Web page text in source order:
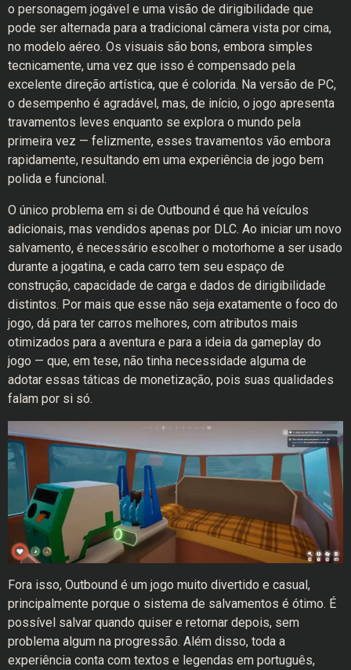
o personagem jogável e uma visão de dirigibilidade que
pode ser alternada para a tradicional câmera vista por cima,
no modelo aéreo. Os visuais são bons, embora simples
tecnicamente, uma vez que isso é compensado pela
excelente direção artística, que é colorida. Na versão de PC,
o desempenho é agradável, mas, de início, o jogo apresenta
travamentos leves enquanto se explora o mundo pela
primeira vez — felizmente, esses travamentos vão embora
rapidamente, resultando em uma experiência de jogo bem
polida e funcional.
O único problema em si de Outbound é que há veículos
adicionais, mas vendidos apenas por DLC. Ao iniciar um novo
salvamento, é necessário escolher o motorhome a ser usado
durante a jogatina, e cada carro tem seu espaço de
construção, capacidade de carga e dados de dirigibilidade
distintos. Por mais que esse não seja exatamente o foco do
jogo, dá para ter carros melhores, com atributos mais
otimizados para a aventura e para a ideia da gameplay do
jogo — que, em tese, não tinha necessidade alguma de
adotar essas táticas de monetização, pois suas qualidades
falam por si só.
Fora isso, Outbound é um jogo muito divertido e casual,
principalmente porque o sistema de salvamentos é ótimo. É
possível salvar quando quiser e retornar depois, sem
problema algum na progressão. Além disso, toda a
experiência conta com textos e legendas em português,